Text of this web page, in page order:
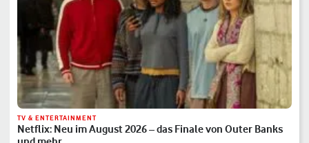
TV & ENTERTAINMENT
Netflix: Neu im August 2026 – das Finale von Outer Banks